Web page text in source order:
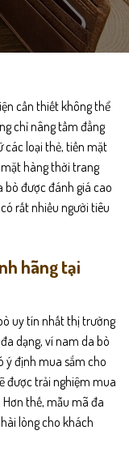
cần thiết không thể
chỉ nâng tầm đẳng
các loại thẻ, tiền mặt
hàng thời trang
bò được đánh giá cao
rất nhiều người tiêu
hãng tại
uy tín nhất thị trường
dạng, ví nam da bò
ý định mua sắm cho
được trải nghiệm mua
thế, mẫu mã đa
lòng cho khách